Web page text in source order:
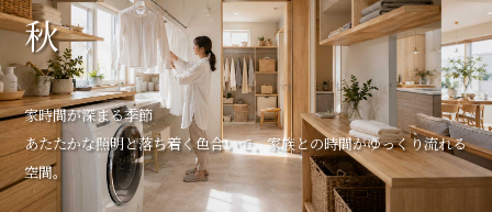
秋
家時間が深まる季節
あたたかな照明と落ち着く色合いで、家族との時間がゆっくり流れる
空間。